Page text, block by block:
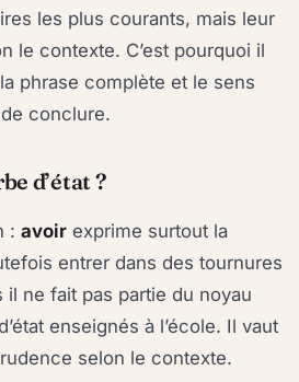
les plus courants, mais leur
le contexte. C’est pourquoi il
phrase complète et le sens
conclure.
d’état ?
: avoir exprime surtout la
entrer dans des tournures
il ne fait pas partie du noyau
enseignés à l’école. Il vaut
selon le contexte.